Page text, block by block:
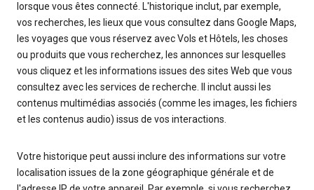
lorsque vous êtes connecté. L'historique inclut, par exemple,
vos recherches, les lieux que vous consultez dans Google Maps,
les voyages que vous réservez avec Vols et Hôtels, les choses
ou produits que vous recherchez, les annonces sur lesquelles
vous cliquez et les informations issues des sites Web que vous
consultez avec les services de recherche. Il inclut aussi les
contenus multimédias associés (comme les images, les fichiers
et les contenus audio) issus de vos interactions.
Votre historique peut aussi inclure des informations sur votre
localisation issues de la zone géographique générale et de